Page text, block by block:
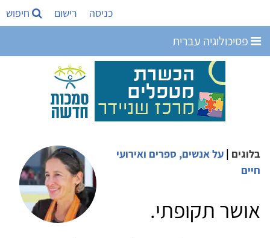
כניסה רישום חיפוש
פסיכולוגיה עברית
בלוגים | על אנשים, ספרים ואירועי
חיים
אושר תקופתי.